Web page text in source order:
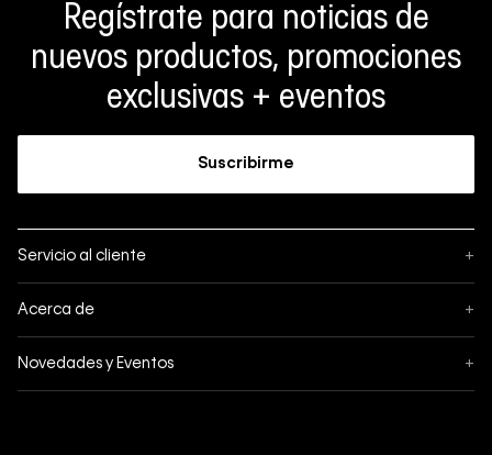
Regístrate para noticias de
nuevos productos, promociones
exclusivas + eventos
Suscribirme
Servicio al cliente +
Mis pedidos
Formas de pago
Acerca de +
Política de privacidad
Novedades y Eventos +